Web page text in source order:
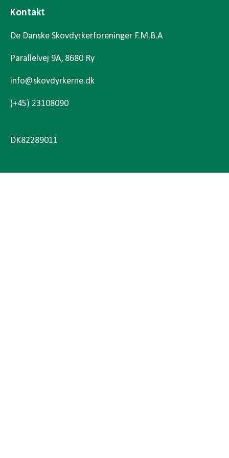
Kontakt
De Danske Skovdyrkerforeninger F.M.B.A
Parallelvej 9A, 8680 Ry
info@skovdyrkerne.dk
(+45) 23108090
DK82289011